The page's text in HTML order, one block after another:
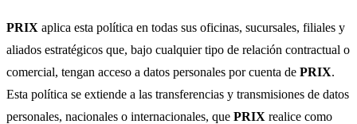
PRIX aplica esta política en todas sus oficinas, sucursales, filiales y
aliados estratégicos que, bajo cualquier tipo de relación contractual o
comercial, tengan acceso a datos personales por cuenta de PRIX.
Esta política se extiende a las transferencias y transmisiones de datos
personales, nacionales o internacionales, que PRIX realice como